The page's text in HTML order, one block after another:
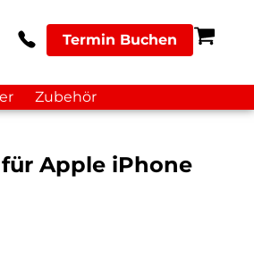
Termin Buchen
Zubehör
Apple iPhone